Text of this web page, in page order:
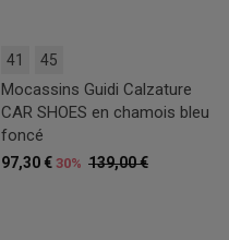
41 45
Mocassins Guidi Calzature
CAR SHOES en chamois bleu
foncé
139,00 €
97,30 € 30%